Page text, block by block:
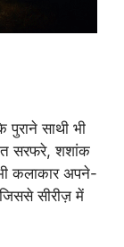
साथी भी
सरफरे, शशांक
कलाकार अपने-
सीरीज़ में